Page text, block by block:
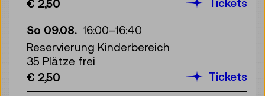
€ 2,50 Tickets
So 09.08. 16:00–16:40
Reservierung Kinderbereich
35 Plätze frei
€ 2,50
Tickets